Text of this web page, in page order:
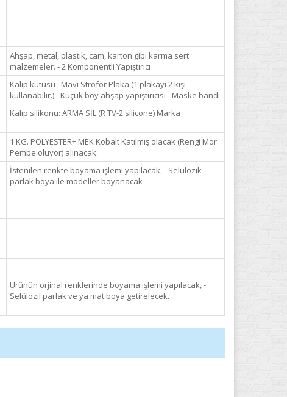
Ahşap, metal, plastik, cam, karton gibi karma sert
malzemeler. - 2 Komponentli Yapıştırıcı
Kalıp kutusu : Mavi Strofor Plaka (1 plakayı 2 kişi
kullanabilir.) - Küçük boy ahşap yapıştırıcısı - Maske bandı
Kalıp silikonu: ARMA SİL (R TV-2 silicone) Marka
1 KG. POLYESTER+ MEK Kobalt Katılmış olacak (Rengi Mor
Pembe oluyor) alınacak.
İstenilen renkte boyama işlemi yapılacak, - Selülozik
parlak boya ile modeller boyanacak
Ürünün orjinal renklerinde boyama işlemi yapılacak, -
Selülozil parlak ve ya mat boya getirelecek.